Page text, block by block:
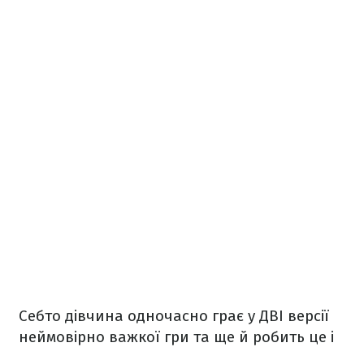
Себто дівчина одночасно грає у ДВІ версії
неймовірно важкої гри та ще й робить це і